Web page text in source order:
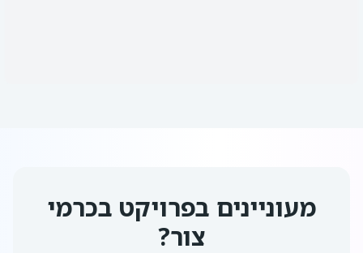
מעוניינים בפרויקט בכרמי
צור?